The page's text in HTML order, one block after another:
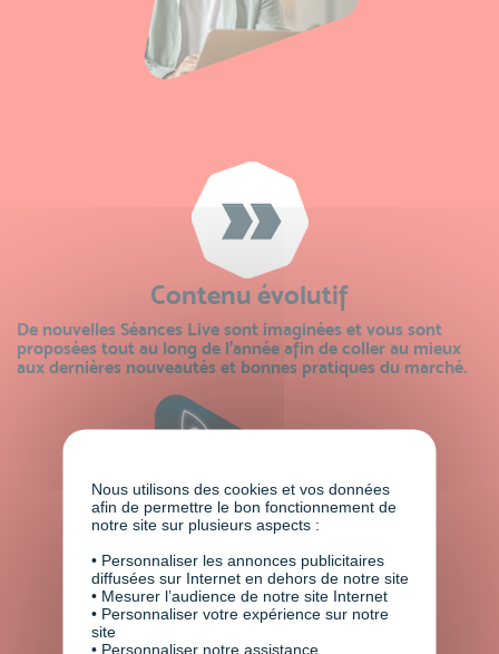
Contenu évolutif
De nouvelles Séances Live sont imaginées et vous sont
proposées tout au long de l’année afin de coller au mieux
aux dernières nouveautés et bonnes pratiques du marché.
Nous utilisons des cookies et vos données
afin de permettre le bon fonctionnement de
notre site sur plusieurs aspects :
• Personnaliser les annonces publicitaires
diffusées sur Internet en dehors de notre site
• Mesurer l’audience de notre site Internet
• Personnaliser votre expérience sur notre
site
• Personnaliser notre assistance